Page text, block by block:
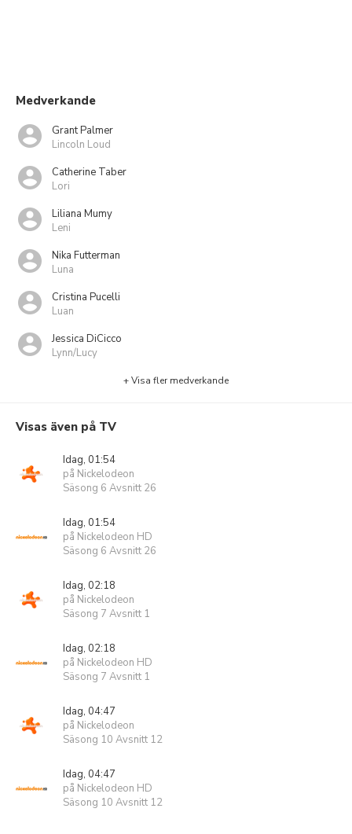
Medverkande
Grant Palmer
Lincoln Loud
Catherine Taber
Lori
Liliana Mumy
Leni
Nika Futterman
Luna
Cristina Pucelli
Luan
Jessica DiCicco
Lynn/Lucy
+ Visa fler medverkande
Visas även på TV
Idag, 01:54
på Nickelodeon
Säsong 6 Avsnitt 26
Idag, 01:54
på Nickelodeon HD
Säsong 6 Avsnitt 26
Idag, 02:18
på Nickelodeon
Säsong 7 Avsnitt 1
Idag, 02:18
på Nickelodeon HD
Säsong 7 Avsnitt 1
Idag, 04:47
på Nickelodeon
Säsong 10 Avsnitt 12
Idag, 04:47
på Nickelodeon HD
Säsong 10 Avsnitt 12